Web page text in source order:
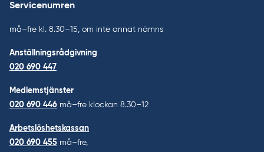
Servicenumren
må–fre kl. 8.30–15, om inte annat nämns
Anställningsrådgivning
020 690 447
Medlemstjänster
020 690 446 må–fre klockan 8.30–12
Arbetslöshetskassan
020 690 455 må–fre,